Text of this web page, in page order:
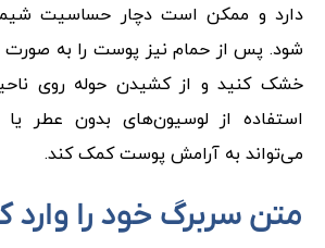
دارد و ممکن است دچار حساسیت
شود. پس از حمام نیز پوست را به صورت
خشک کنید و از کشیدن حوله روی
استفاده از لوسیون‌های بدون عطر یا
می‌تواند به آرامش پوست کمک کند.
متن سربرگ خود را وارد